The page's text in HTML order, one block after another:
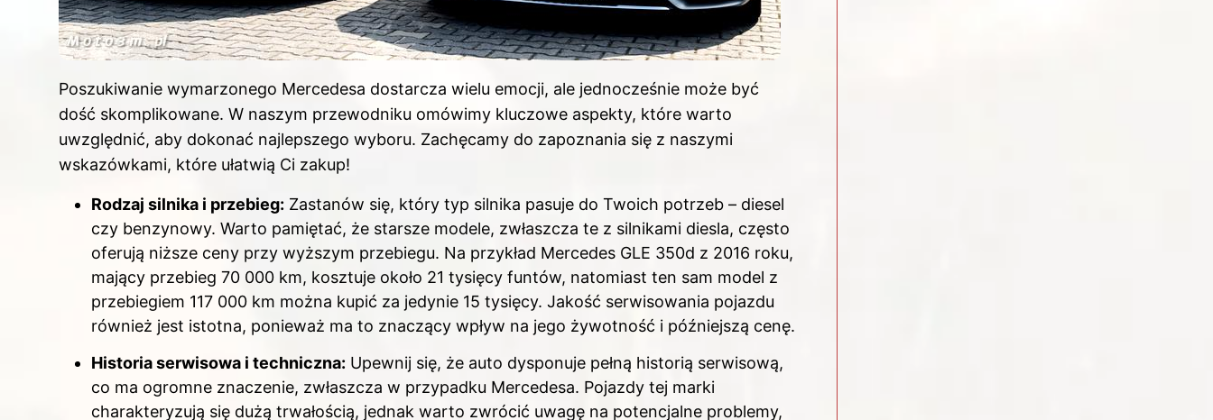
Poszukiwanie wymarzonego Mercedesa dostarcza wielu emocji, ale jednocześnie może być
dość skomplikowane. W naszym przewodniku omówimy kluczowe aspekty, które warto
uwzględnić, aby dokonać najlepszego wyboru. Zachęcamy do zapoznania się z naszymi
wskazówkami, które ułatwią Ci zakup!
Rodzaj silnika i przebieg: Zastanów się, który typ silnika pasuje do Twoich potrzeb – diesel
czy benzynowy. Warto pamiętać, że starsze modele, zwłaszcza te z silnikami diesla, często
oferują niższe ceny przy wyższym przebiegu. Na przykład Mercedes GLE 350d z 2016 roku,
mający przebieg 70 000 km, kosztuje około 21 tysięcy funtów, natomiast ten sam model z
przebiegiem 117 000 km można kupić za jedynie 15 tysięcy. Jakość serwisowania pojazdu
również jest istotna, ponieważ ma to znaczący wpływ na jego żywotność i późniejszą cenę.
Historia serwisowa i techniczna: Upewnij się, że auto dysponuje pełną historią serwisową,
co ma ogromne znaczenie, zwłaszcza w przypadku Mercedesa. Pojazdy tej marki
charakteryzują się dużą trwałością, jednak warto zwrócić uwagę na potencjalne problemy,